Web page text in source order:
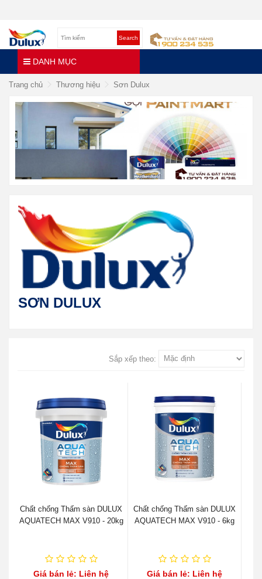
Search
DANH MỤC
Trang chủ Thương hiệu Sơn Dulux
SƠN DULUX
Sắp xếp theo:
Chất chống Thấm sàn DULUX
AQUATECH MAX V910 - 20kg
Giá bán lẻ: Liên hệ
Chất chống Thấm sàn DULUX
AQUATECH MAX V910 - 6kg
Giá bán lẻ: Liên hệ